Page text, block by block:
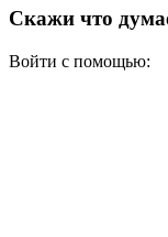
Скажи что
Войти с помощью: